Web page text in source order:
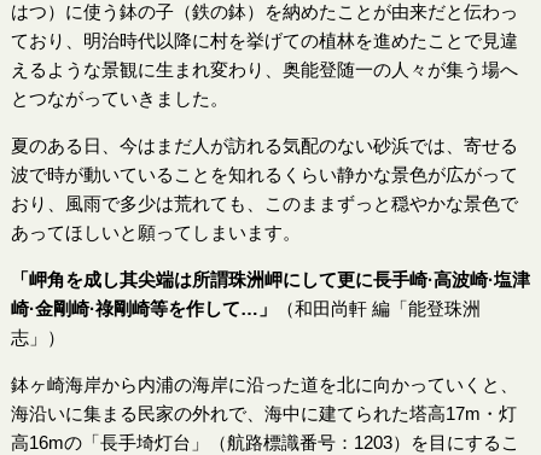
はつ）に使う鉢の子（鉄の鉢）を納めたことが由来だと伝わっ
ており、明治時代以降に村を挙げての植林を進めたことで見違
えるような景観に生まれ変わり、奥能登随一の人々が集う場へ
とつながっていきました。
夏のある日、今はまだ人が訪れる気配のない砂浜では、寄せる
波で時が動いていることを知れるくらい静かな景色が広がって
おり、風雨で多少は荒れても、このままずっと穏やかな景色で
あってほしいと願ってしまいます。
「岬角を成し其尖端は所謂珠洲岬にして更に長手崎·高波崎·塩津
崎·金剛崎·祿剛崎等を作して…」
（和田尚軒 編「能登珠洲
志」）
鉢ヶ崎海岸から内浦の海岸に沿った道を北に向かっていくと、
海沿いに集まる民家の外れで、海中に建てられた塔高17m・灯
高16mの「長手埼灯台」（航路標識番号：1203）を目にするこ